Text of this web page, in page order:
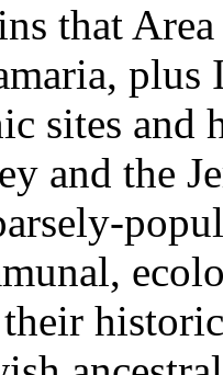
that
, plus
sites and
and the
-
their